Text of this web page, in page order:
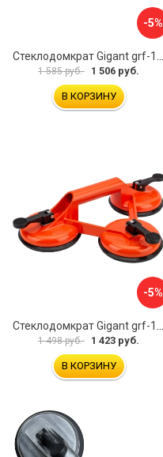
-5%
1 585 руб. 1 506 руб.
В КОРЗИНУ
-5%
1 498 руб. 1 423 руб.
В КОРЗИНУ